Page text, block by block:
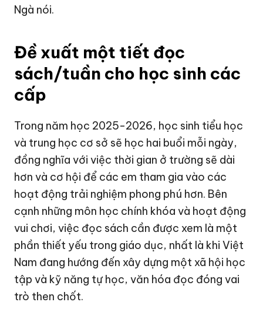
Ngà nói.
Đề xuất một tiết đọc
sách/tuần cho học sinh các
cấp
Trong năm học 2025-2026, học sinh tiểu học
và trung học cơ sở sẽ học hai buổi mỗi ngày,
đồng nghĩa với việc thời gian ở trường sẽ dài
hơn và cơ hội để các em tham gia vào các
hoạt động trải nghiệm phong phú hơn. Bên
cạnh những môn học chính khóa và hoạt động
vui chơi, việc đọc sách cần được xem là một
phần thiết yếu trong giáo dục, nhất là khi Việt
Nam đang hướng đến xây dựng một xã hội học
tập và kỹ năng tự học, văn hóa đọc đóng vai
trò then chốt.